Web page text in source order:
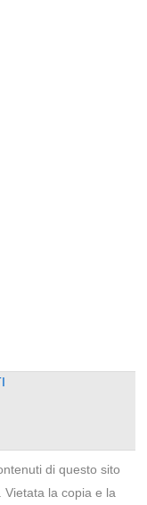
di questo sito
la copia e la